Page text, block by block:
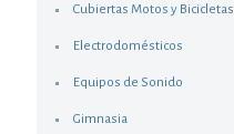
Cubiertas Motos y Bicicletas
Electrodomésticos
Equipos de Sonido
Gimnasia